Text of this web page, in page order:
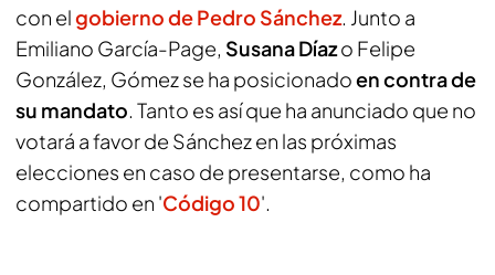
con elgobierno de Pedro Sánchez. Junto a
Emiliano García-Page, Susana Díazo Felipe
González, Gómez se ha posicionadoen contra de
su mandato. Tanto es así que ha anunciado que no
votará a favor de Sánchez en las próximas
elecciones en caso de presentarse, como ha
compartido en 'Código 10'.